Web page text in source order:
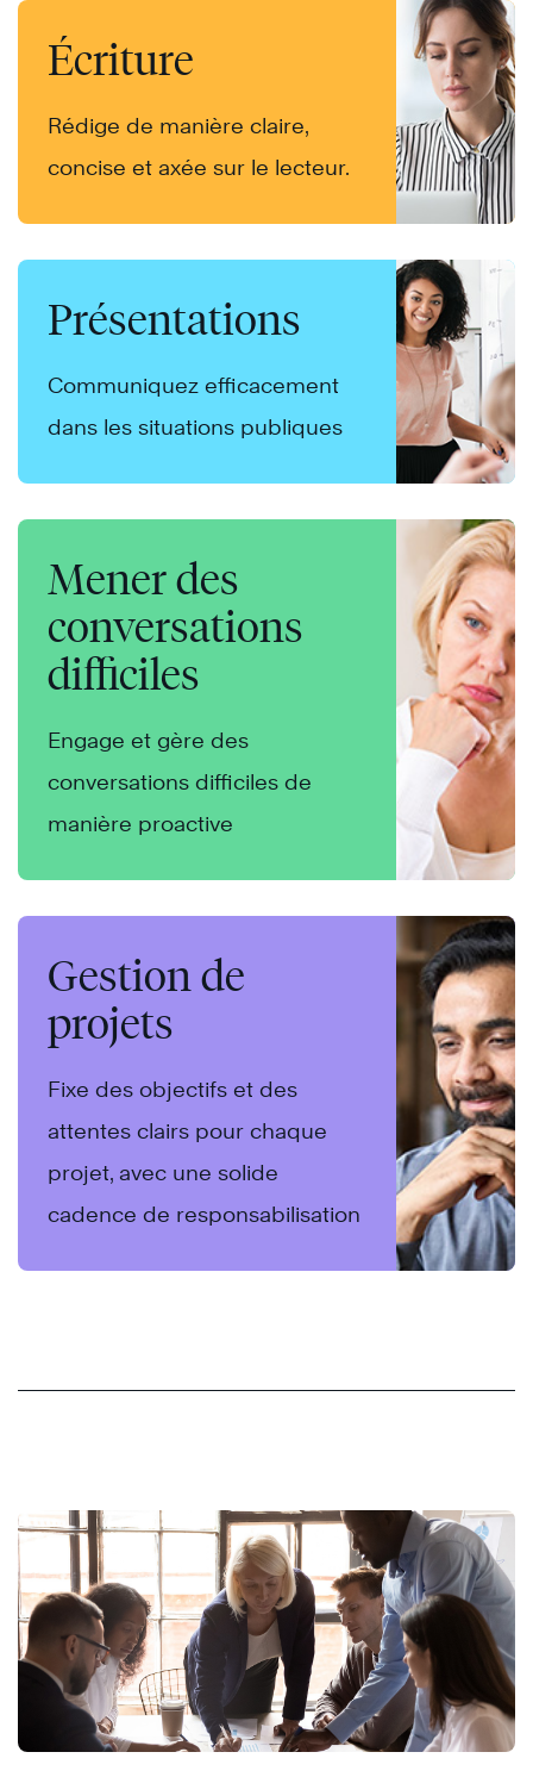
Écriture
Rédige de manière claire,
concise et axée sur le lecteur.
Présentations
Communiquez efficacement
dans les situations publiques
Mener des
conversations
difficiles
Engage et gère des
conversations difficiles de
manière proactive
Gestion de
projets
Fixe des objectifs et des
attentes clairs pour chaque
projet, avec une solide
cadence de responsabilisation